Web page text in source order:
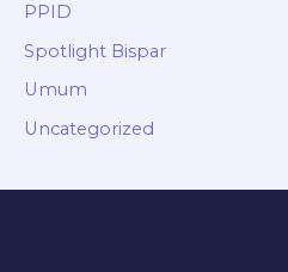
PPID
Spotlight Bispar
Umum
Uncategorized